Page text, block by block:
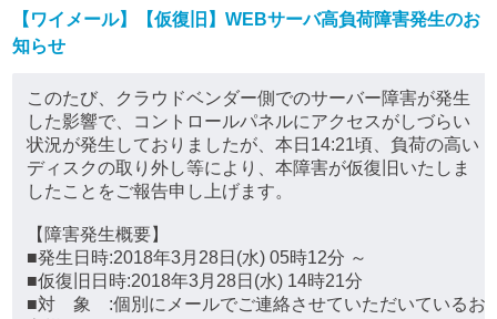
【ワイメール】【仮復旧】WEBサーバ高負荷障害発生のお
知らせ
このたび、クラウドベンダー側でのサーバー障害が発生
した影響で、コントロールパネルにアクセスがしづらい
状況が発生しておりましたが、本日14:21頃、負荷の高い
ディスクの取り外し等により、本障害が仮復旧いたしま
したことをご報告申し上げます。
【障害発生概要】
■発生日時:2018年3月28日(水) 05時12分 ～
■仮復旧日時:2018年3月28日(水) 14時21分
■対 象 :個別にメールでご連絡させていただいているお